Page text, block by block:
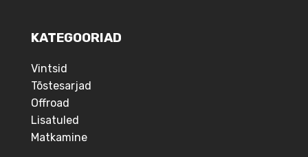
KATEGOORIAD
Vintsid
Tõstesarjad
Offroad
Lisatuled
Matkamine